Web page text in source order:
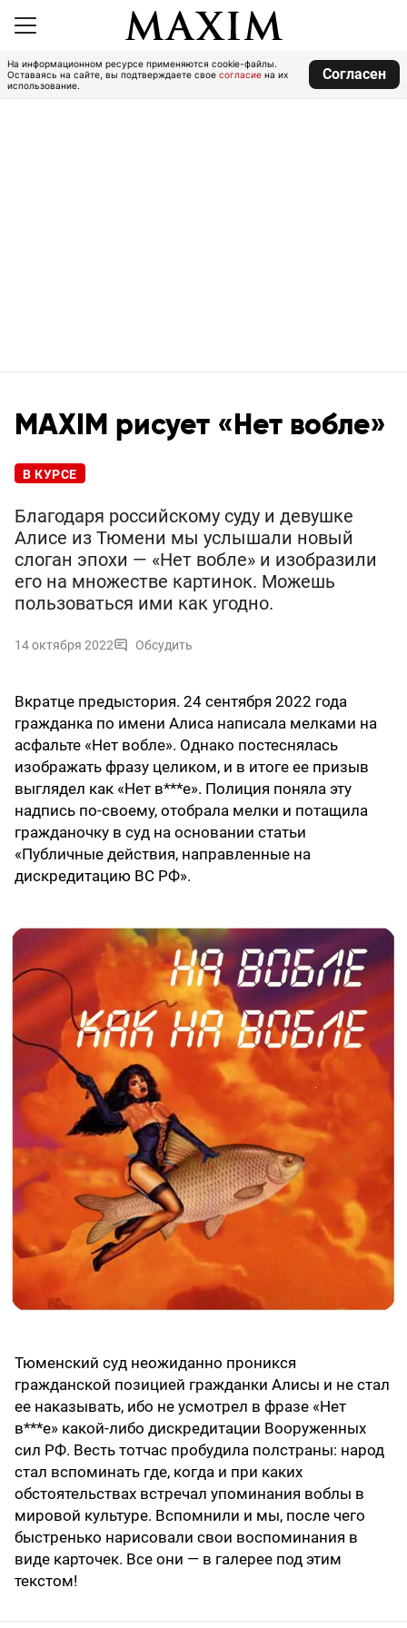
На информационном ресурсе применяются cookie-файлы.
Оставаясь на сайте, вы подтверждаете свое согласие на их
использование.
Согласен
MAXIM рисует «Нет вобле»
В КУРСЕ
Благодаря российскому суду и девушке
Алисе из Тюмени мы услышали новый
слоган эпохи — «Нет вобле» и изобразили
его на множестве картинок. Можешь
пользоваться ими как угодно.
14 октября 2022 Обсудить
Вкратце предыстория. 24 сентября 2022 года
гражданка по имени Алиса написала мелками на
асфальте «Нет вобле». Однако постеснялась
изображать фразу целиком, и в итоге ее призыв
выглядел как «Нет в***е». Полиция поняла эту
надпись по-своему, отобрала мелки и потащила
гражданочку в суд на основании статьи
«Публичные действия, направленные на
дискредитацию ВС РФ».
Тюменский суд неожиданно проникся
гражданской позицией гражданки Алисы и не стал
ее наказывать, ибо не усмотрел в фразе «Нет
в***е» какой-либо дискредитации Вооруженных
сил РФ. Весть тотчас пробудила полстраны: народ
стал вспоминать где, когда и при каких
обстоятельствах встречал упоминания воблы в
мировой культуре. Вспомнили и мы, после чего
быстренько нарисовали свои воспоминания в
виде карточек. Все они — в галерее под этим
текстом!